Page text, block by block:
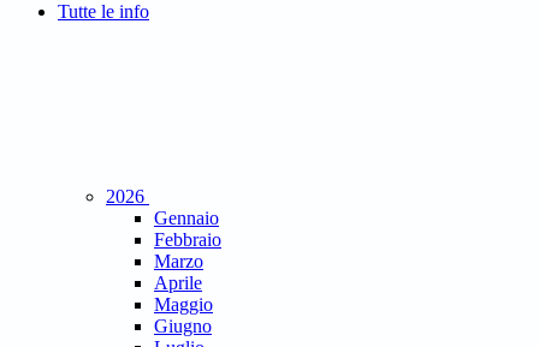
Tutte le info
2026
Gennaio
Febbraio
Marzo
Aprile
Maggio
Giugno